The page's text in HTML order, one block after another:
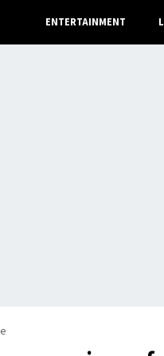
ENTERTAINMENT